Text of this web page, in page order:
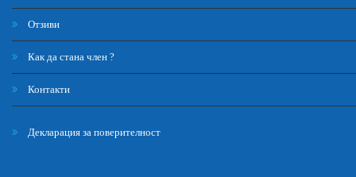
Отзиви
Как да стана член ?
Контакти
Декларация за поверителност